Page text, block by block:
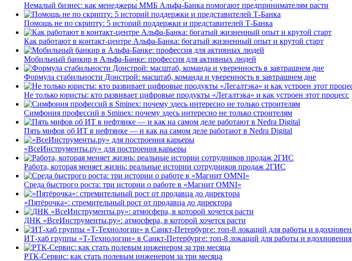
Немалый бизнес: как менеджеры ММБ Альфа-Банка помогают предпринимателям расти
Помощь не по скрипту: 5 историй поддержки и представителей Т-Банка
Как работают в контакт-центре Альфа-Банка: богатый жизненный опыт и крутой старт
Мобильный банкир в Альфа-Банке: профессия для активных людей
Формула стабильности Донстрой: масштаб, команда и уверенность в завтрашнем дне
Не только юристы: кто развивает цифровые продукты «Легалтэка» и как устроен этот процесс
Симфония профессий в Sminex: почему здесь интересно не только строителям
Пять мифов об ИТ в нефтянке — и как на самом деле работают в Nedra Digital
«ВсеИнструменты.ру» для построения карьеры
Работа, которая меняет жизнь: реальные истории сотрудников продаж 2ГИС
Среда быстрого роста: три истории о работе в «Магнит OMNI»
«Пятёрочка»: стремительный рост от продавца до директора
ДНК «ВсеИнструменты.ру»: атмосфера, в которой хочется расти
ИТ-хаб группы «Т-Технологии» в Санкт-Петербурге: топ-8 локаций для работы и вдохновения
РТК-Сервис: как стать полевым инженером за три месяца